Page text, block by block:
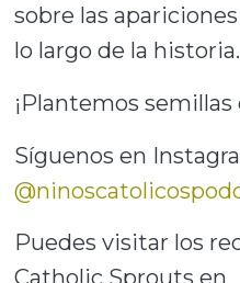
sobre las
lo largo de la historia.
¡Plantemos semillas
Síguenos en
Puedes visitar los
Catholic Sprouts en